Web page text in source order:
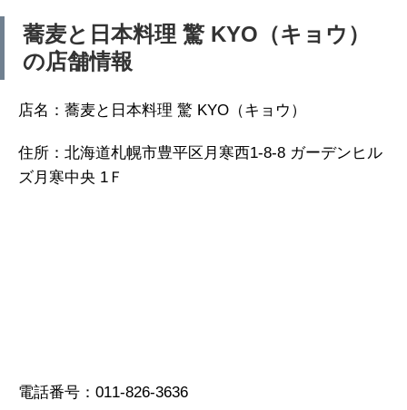
蕎麦と日本料理 驚 KYO（キョウ）
の店舗情報
店名：蕎麦と日本料理 驚 KYO（キョウ）
住所：北海道札幌市豊平区月寒西1-8-8 ガーデンヒル
ズ月寒中央 1Ｆ
電話番号：011-826-3636